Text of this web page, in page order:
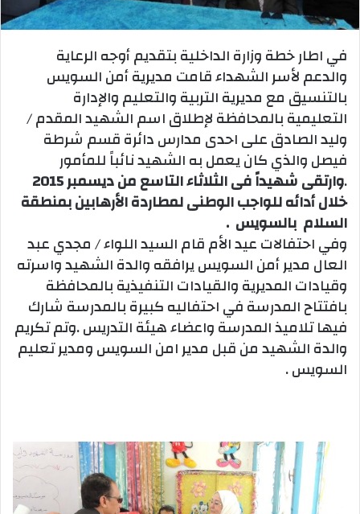
في اطار خطة وزارة الداخلية بتقديم أوجه الرعاية
والدعم لأسر الشهداء قامت مديرية أمن السويس
بالتنسيق مع مديرية التربية والتعليم والإدارة
التعليمية بالمحافظة لإطلاق اسم الشهيد المقدم /
وليد الصادق على احدى مدارس دائرة قسم شرطة
فيصل والذي كان يعمل به الشهيد نائباً للمأمور
. وارتقى شهيداً فى الثلاثاء التاسع من ديسمبر 2015
خلال أدائه للواجب الوطنى لمطاردة الأرهابين بمنطقة
السلام بالسويس .
وفي احتفالات عيد الأم قام السيد اللواء / مجدي عبد
العال مدير أمن السويس يرافقه والدة الشهيد واسرته
وقيادات المديرية والقيادات التنفيذية بالمحافظة
بافتتاح المدرسة في احتفاليه كبيرة بالمدرسة شارك
فيها تلاميذ المدرسة واعضاء هيئة التدريس .وتم تكريم
والدة الشهيد من قبل مدير امن السويس ومدير تعليم
السويس .